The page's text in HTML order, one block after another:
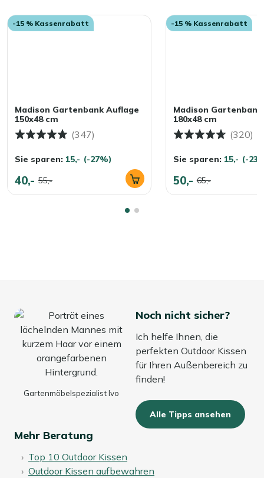
-15 % Kassenrabatt
Madison Gartenbank Auflage
150x48 cm
(347)
Sie sparen: 15,- (-27%)
40,- 55,-
-15 % Kassenrabatt
Madison
180x48 cm
(320)
Sie sparen: 15,- (-
50,- 65,-
Gartenmöbelspezialist Ivo
Noch nicht sicher?
Ich helfe Ihnen, die
perfekten Outdoor Kissen
für Ihren Außenbereich zu
finden!
Alle Tipps ansehen
Mehr Beratung
Top 10 Outdoor Kissen
Outdoor Kissen aufbewahren